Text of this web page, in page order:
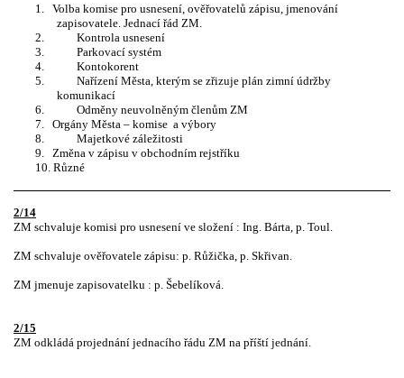
1.
Volba komise pro usnesení, ověřovatelů zápisu, jmenování
zapisovatele. Jednací řád ZM.
2.
Kontrola usnesení
3.
Parkovací systém
4.
Kontokorent
5.
Nařízení Města, kterým se zřizuje plán zimní údržby
komunikací
6.
Odměny neuvolněným členům ZM
7.
Orgány Města – komise a výbory
8.
Majetkové záležitosti
9.
Změna v zápisu v obchodním rejstříku
10. Různé
2/14
ZM schvaluje komisi pro usnesení ve složení : Ing. Bárta, p. Toul.
ZM schvaluje ověřovatele zápisu: p. Růžička, p. Skřivan.
ZM jmenuje zapisovatelku : p. Šebelíková.
2/15
ZM odkládá projednání jednacího řádu ZM na příští jednání.